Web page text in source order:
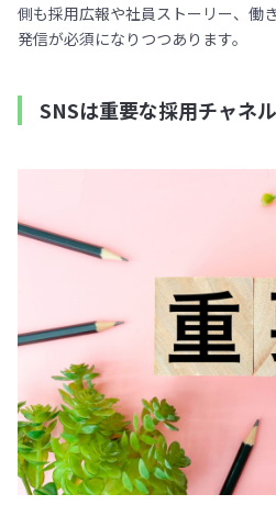
側も採用広報や社員ストーリー、働
発信が必須になりつつあります。
SNSは重要な採用チャネ